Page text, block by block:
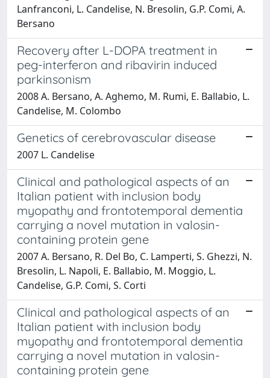
Lanfranconi, L. Candelise, N. Bresolin, G.P. Comi, A.
Bersano
Recovery after L-DOPA treatment in
peg-interferon and ribavirin induced
parkinsonism
2008 A. Bersano, A. Aghemo, M. Rumi, E. Ballabio, L.
Candelise, M. Colombo
Genetics of cerebrovascular disease
2007 L. Candelise
Clinical and pathological aspects of an
Italian patient with inclusion body
myopathy and frontotemporal dementia
carrying a novel mutation in valosin-
containing protein gene
2007 A. Bersano, R. Del Bo, C. Lamperti, S. Ghezzi, N.
Bresolin, L. Napoli, E. Ballabio, M. Moggio, L.
Candelise, G.P. Comi, S. Corti
Clinical and pathological aspects of an
Italian patient with inclusion body
myopathy and frontotemporal dementia
carrying a novel mutation in valosin-
containing protein gene